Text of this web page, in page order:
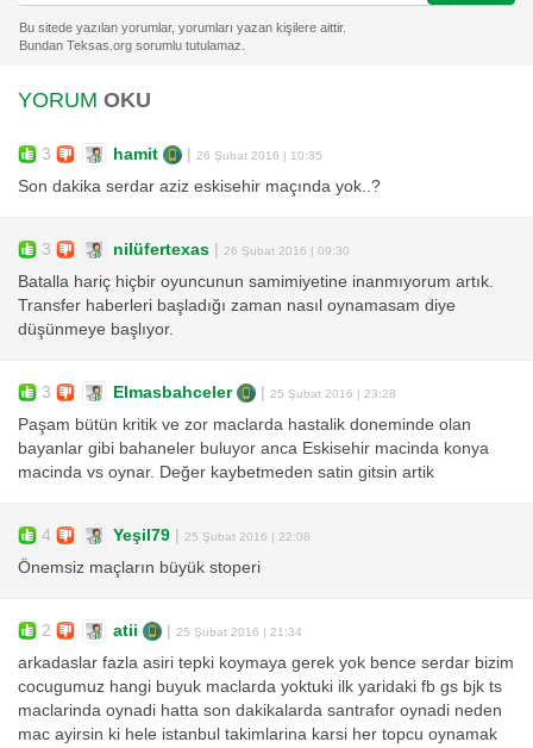
YORUM OKU
3 hamit 26 Şubat 2016 | 10:35
Son dakika serdar aziz eskisehir maçında yok..?
3 nilüfertexas 26 Şubat 2016 | 09:30
Batalla hariç hiçbir oyuncunun samimiyetine inanmıyorum artık.
Transfer haberleri başladığı zaman nasıl oynamasam diye
düşünmeye başlıyor.
3 Elmasbahceler 25 Şubat 2016 | 23:28
Paşam bütün kritik ve zor maclarda hastalik doneminde olan
bayanlar gibi bahaneler buluyor anca Eskisehir macinda konya
macinda vs oynar. Değer kaybetmeden satin gitsin artik
4 Yeşil79 25 Şubat 2016 | 22:08
Önemsiz maçların büyük stoperi
2 atii 25 Şubat 2016 | 21:34
arkadaslar fazla asiri tepki koymaya gerek yok bence serdar bizim
cocugumuz hangi buyuk maclarda yoktuki ilk yaridaki fb gs bjk ts
maclarinda oynadi hatta son dakikalarda santrafor oynadi neden
mac ayirsin ki hele istanbul takimlarina karsi her topcu oynamak